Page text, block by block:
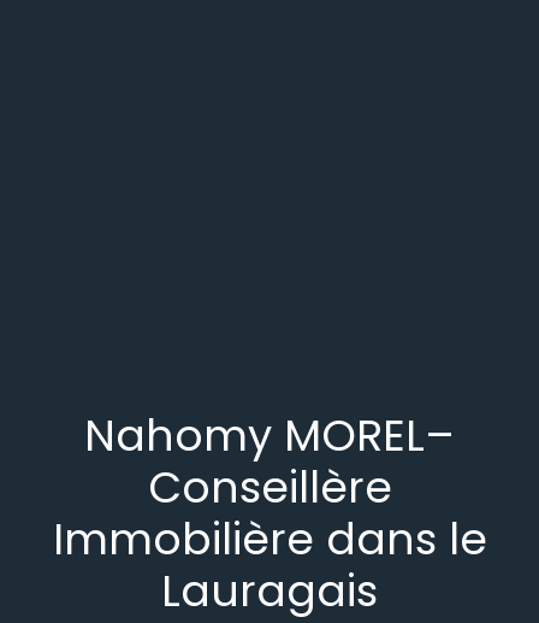
Nahomy MOREL–
Conseillère
Immobilière dans le
Lauragais